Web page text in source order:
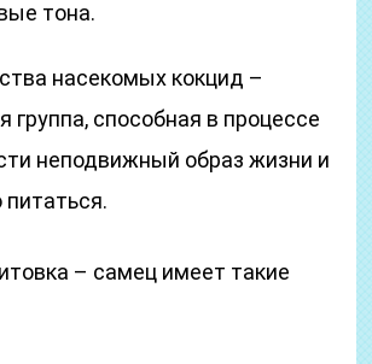
тона.
насекомых кокцид –
группа, способная в процессе
неподвижный образ жизни и
– самец имеет такие